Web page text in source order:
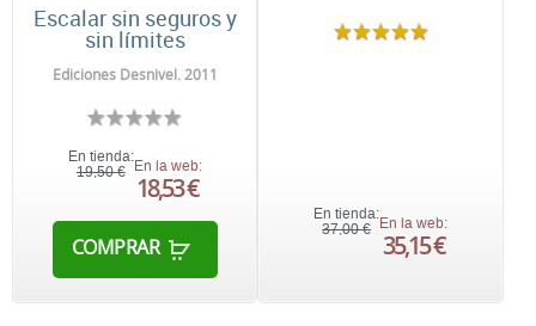
Escalar sin seguros y
sin límites
Ediciones Desnivel. 2011
En tienda:
19,50 € En la web:
18,53 €
COMPRAR
En tienda:
37,00 €
En la web:
35,15 €